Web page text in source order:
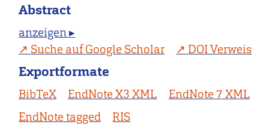
Abstract
anzeigen ▸
Suche auf Google Scholar
DOI Verweis
Exportformate
BibTeX EndNote X3 XML
EndNote 7 XML
EndNote tagged
RIS